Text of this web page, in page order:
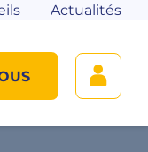
Actualités